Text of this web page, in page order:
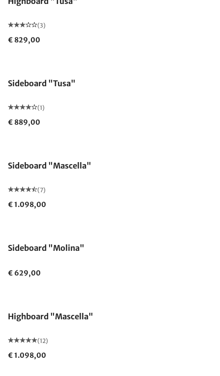
(3)
€ 829,00
Sideboard "Tusa"
(1)
€ 889,00
Sideboard "Mascella"
(7)
€ 1.098,00
Sideboard "Molina"
€ 629,00
Highboard "Mascella"
(12)
€ 1.098,00